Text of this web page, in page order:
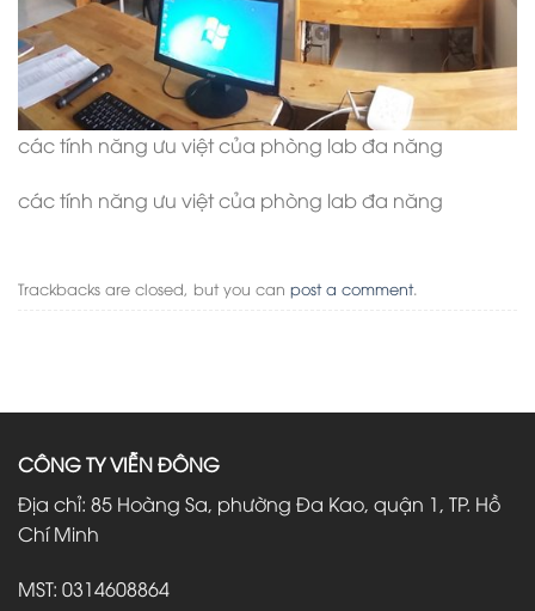
các tính năng ưu việt của phòng lab đa năng
các tính năng ưu việt của phòng lab đa năng
Trackbacks are closed, but you can post a comment.
CÔNG TY VIỄN ĐÔNG
Địa chỉ: 85 Hoàng Sa, phường Đa Kao, quận 1, TP. Hồ
Chí Minh
MST: 0314608864